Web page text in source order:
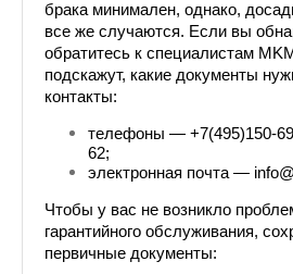
брака минимален, однако,
все же случаются. Если вы
обратитесь к специалистам
подскажут, какие документы
контакты:
телефоны — +7(495)150-
62;
электронная почта —
Чтобы у вас не возникло
гарантийного обслуживания,
первичные документы: